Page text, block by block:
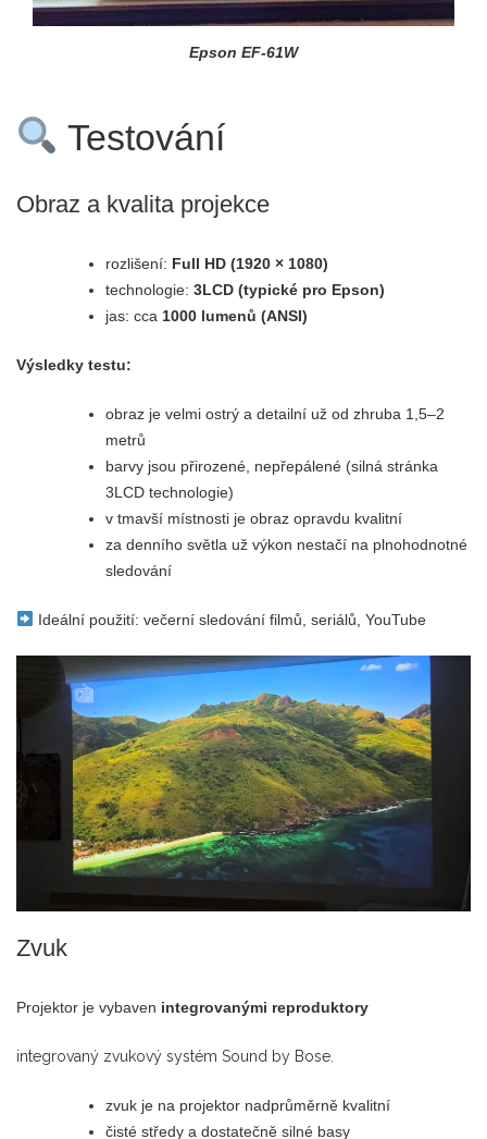
Epson EF-61W
Testování
Obraz a kvalita projekce
rozlišení: Full HD (1920 × 1080)
technologie: 3LCD (typické pro Epson)
jas: cca 1000 lumenů (ANSI)
Výsledky testu:
obraz je velmi ostrý a detailní už od zhruba 1,5–2
metrů
barvy jsou přirozené, nepřepálené (silná stránka
3LCD technologie)
v tmavší místnosti je obraz opravdu kvalitní
za denního světla už výkon nestačí na plnohodnotné
sledování
Ideální použití: večerní sledování filmů, seriálů, YouTube
Zvuk
Projektor je vybaven integrovanými reproduktory
integrovaný zvukový systém Sound by Bose.
zvuk je na projektor nadprůměrně kvalitní
čisté středy a dostatečně silné basy